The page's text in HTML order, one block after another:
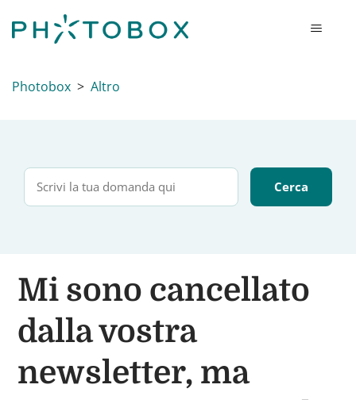
Photobox Altro
Mi sono cancellato
dalla vostra
newsletter, ma